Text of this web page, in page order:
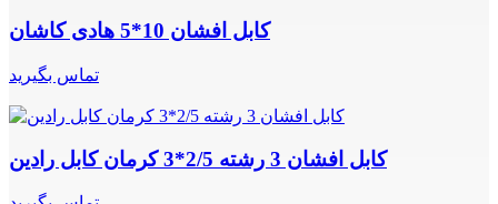
کابل افشان 10*5 هادی کاشان
تماس بگیرید
کابل افشان 3 رشته 2/5*3 کرمان کابل رادین